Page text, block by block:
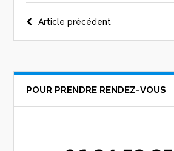
Navigation
de
Article précédent
POUR PRENDRE RENDEZ-VOUS